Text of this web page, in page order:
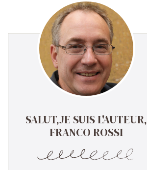
SALUT,JE SUIS L'AUTEUR,
FRANCO ROSSI